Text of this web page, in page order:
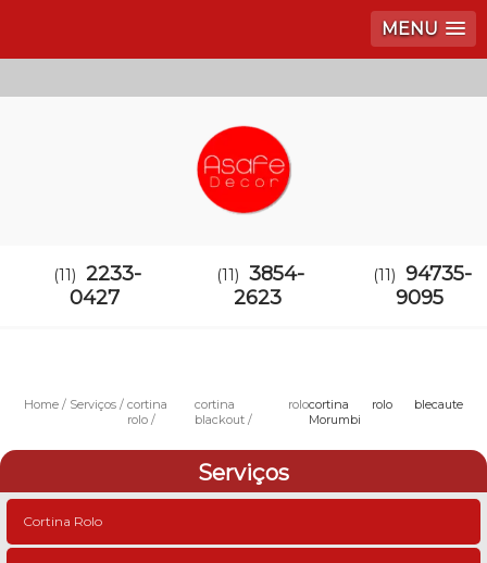
MENU
(11) 2233-
0427
(11) 3854-
2623
(11) 94735-
9095
Home Serviços
cortina
rolo
cortina rolo
blackout
cortina rolo blecaute
Morumbi
Serviços
Cortina Rolo